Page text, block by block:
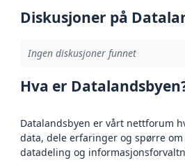
Diskusjoner på
Ingen diskusjoner funnet
Hva er
Datalandsbyen er vårt nettforum
data, dele erfaringer og spørre
datadeling og